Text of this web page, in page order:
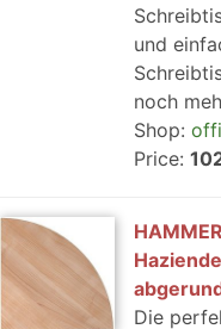
und
noch
Shop:
Price:
Die